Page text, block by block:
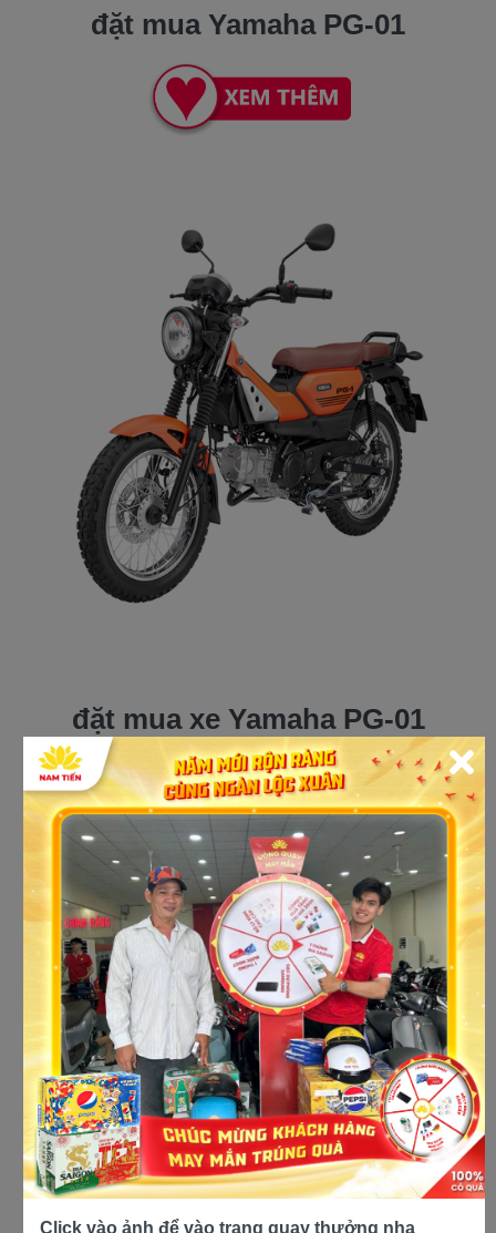
đặt mua Yamaha PG-01
đặt mua xe Yamaha PG-01
Click vào ảnh để vào trang quay thưởng nha